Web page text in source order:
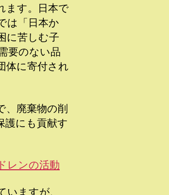
ます。日本で
は「日本か
に苦しむ子
要のない品
体に寄付され
、廃棄物の削
護にも貢献す
レンの活動
いますが、